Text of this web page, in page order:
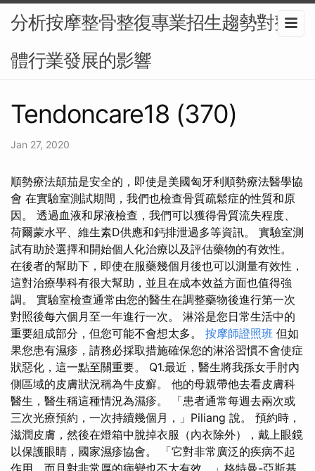
分析按摩整骨整復專業招生趨勢對整
體行業發展的影響
Tendoncare18 (370)
Jan 27, 2020
順勢療法顛茄是安全的，即使是美國匈牙利順勢療法醫學協
會 在實驗室測試期間，我們也檢查骨質疏鬆症的性質和原
因。 透過血液和尿液檢查，我們可以獲得骨質流失程度、
荷爾蒙水平、維生素D供應和鈣排泄過多等資訊。 實驗室測
試有助於選擇和開始個人化治療以及評估藥物的有效性。
在後者的幫助下，即使在服藥幾個月後也可以測量有效性，
這對治療學科有很大幫助，並且在成本效益方面也值得強
調。 實驗室檢查通常由您的醫生在調整藥物後進行第一次
對照後每六個月至一年進行一次。 淋浴是您日常生活中的
重要組成部分，但您可能不會想太多。 按摩師證照班 但如
果您患有濕疹，請務必採取措施確保您的淋浴習慣不會使症
狀惡化，這一點至關重要。 Q1.最近，醫生將我孫女手肘內
側區域的皮膚狀況稱為牛皮癬。 他的母親帶他去看皮膚科
醫生，醫生稱這種情況為濕疹。 「患者通常每週去兩次或
三次光療預約，一次持續幾個月，」Piliang 說。 預約時，
滋潤皮膚，然後在燈箱中脫掉衣服（內衣除外），戴上眼鏡
以保護眼睛，國家濕疹協會。 「它對非常廣泛的疾病不起
作用，而且對非常厚的病變也不太有效，」格特曼-亞斯基